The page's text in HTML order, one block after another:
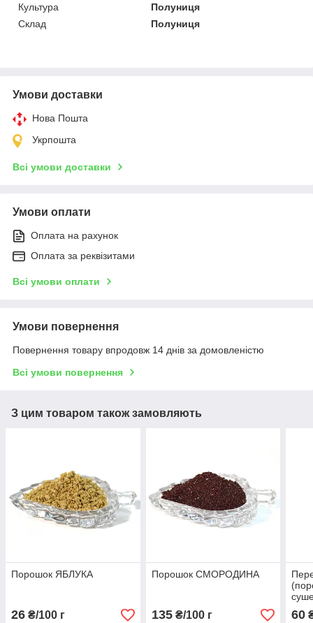
Культура
Полуниця
Склад
Полуниця
Умови доставки
Нова Пошта
Укрпошта
Всі умови доставки
Умови оплати
Оплата на рахунок
Оплата за реквізитами
Всі умови оплати
Умови повернення
Повернення товару впродовж 14 днів за домовленістю
Всі умови повернення
З цим товаром також замовляють
Порошок ЯБЛУКА
26 ₴/100 г
Порошок СМОРОДИНА
135₴/100 г 60